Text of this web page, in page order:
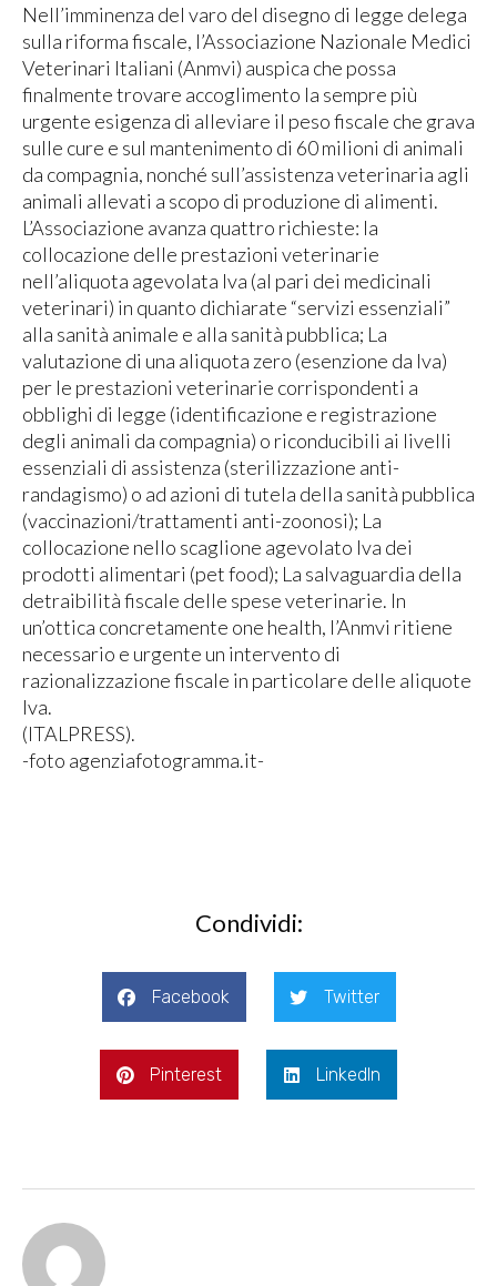
Nell’imminenza del varo del disegno di legge delega
sulla riforma fiscale, l’Associazione Nazionale Medici
Veterinari Italiani (Anmvi) auspica che possa
finalmente trovare accoglimento la sempre più
urgente esigenza di alleviare il peso fiscale che grava
sulle cure e sul mantenimento di 60 milioni di animali
da compagnia, nonché sull’assistenza veterinaria agli
animali allevati a scopo di produzione di alimenti.
L’Associazione avanza quattro richieste: la
collocazione delle prestazioni veterinarie
nell’aliquota agevolata Iva (al pari dei medicinali
veterinari) in quanto dichiarate “servizi essenziali”
alla sanità animale e alla sanità pubblica; La
valutazione di una aliquota zero (esenzione da Iva)
per le prestazioni veterinarie corrispondenti a
obblighi di legge (identificazione e registrazione
degli animali da compagnia) o riconducibili ai livelli
essenziali di assistenza (sterilizzazione anti-
randagismo) o ad azioni di tutela della sanità pubblica
(vaccinazioni/trattamenti anti-zoonosi); La
collocazione nello scaglione agevolato Iva dei
prodotti alimentari (pet food); La salvaguardia della
detraibilità fiscale delle spese veterinarie. In
un’ottica concretamente one health, l’Anmvi ritiene
necessario e urgente un intervento di
razionalizzazione fiscale in particolare delle aliquote
Iva.
(ITALPRESS).
-foto agenziafotogramma.it-
Condividi:
Facebook Twitter
Pinterest LinkedIn